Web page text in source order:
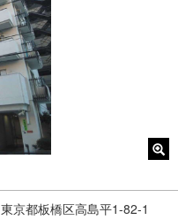
東京都板橋区高島平1-82-1